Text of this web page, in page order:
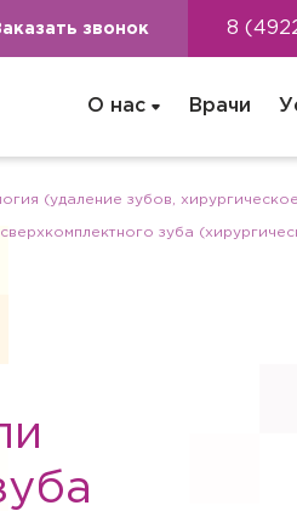
звонок 8
О нас Врачи
(удаление зубов,
зуба